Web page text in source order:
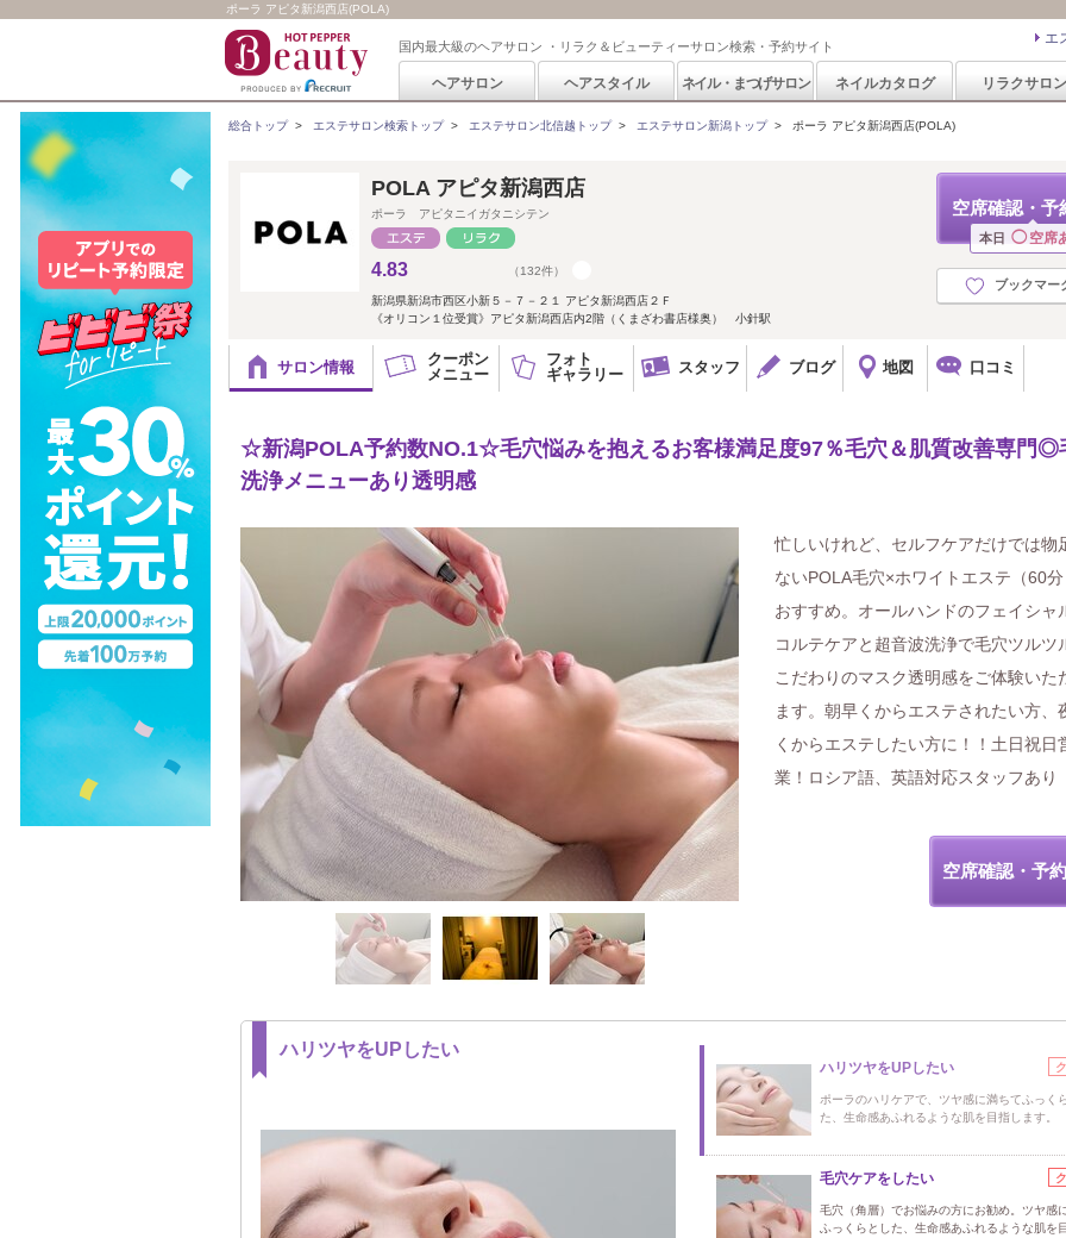
ポーラ アピタ新潟西店(POLA)
国内最大級のヘアサロン ・リラク＆ビューティーサロン検索・予約サイト エ
ヘアサロン ヘアスタイル ネイル・まつげサロン ネイルカタログ リラクサロン
総合トップ> エステサロン検索トップ> エステサロン北信越トップ> エステサロン新潟トップ> ポーラ アピタ新潟西店(POLA)
空席確認・予
本日 ◯ 空席
ブックマー
POLA アピタ新潟西店
ポーラ アピタニイガタニシテン
4.83 （132件）
新潟県新潟市西区小新５－７－２１ アピタ新潟西店２Ｆ
《オリコン１位受賞》アピタ新潟西店内2階（くまざわ書店様奥） 小針駅
サロン情報
クーポン
メニュー
フォト
ギャラリー
スタッフ ブログ 地図 口コミ
☆新潟POLA予約数NO.1☆毛穴悩みを抱えるお客様満足度97％毛穴＆肌質改善専門◎
洗浄メニューあり透明感
忙しいけれど、セルフケアだけでは物
ないPOLA毛穴×ホワイトエステ（60
おすすめ。オールハンドのフェイシャ
コルテケアと超音波洗浄で毛穴ツルツ
こだわりのマスク透明感をご体験いた
ます。朝早くからエステされたい方、
くからエステしたい方に！！土日祝日
業！ロシア語、英語対応スタッフあり
空席確認・予
ハリツヤをUPしたい
ハリツヤをUPしたい
ポーラのハリケアで、ツヤ感に満ちてふっく
た、生命感あふれるような肌を目指します。
毛穴ケアをしたい
毛穴（角層）でお悩みの方にお勧め。ツヤ感
ふっくらとした、生命感あふれるような肌を